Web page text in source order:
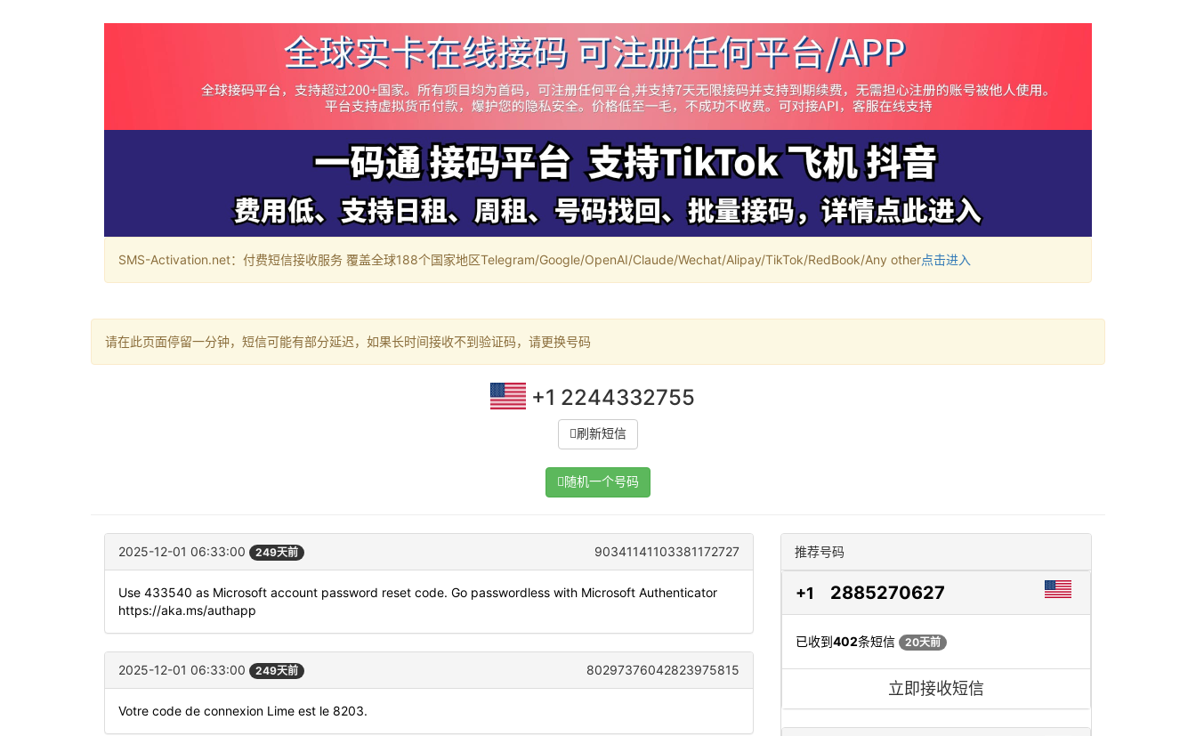
SMS-Activation.net：付费短信接收服务 覆盖全球188个国家地区Telegram/Google/OpenAI/Claude/Wechat/Alipay/TikTok/RedBook/Any other点击进入
请在此页面停留一分钟，短信可能有部分延迟，如果长时间接收不到验证码，请更换号码
+1 2244332755
刷新短信
随机一个号码
2025-12-01 06:33:00 249天前 90341141103381172727
Use 433540 as Microsoft account password reset code. Go passwordless with Microsoft Authenticator
https://aka.ms/authapp
2025-12-01 06:33:00 249天前 80297376042823975815
Votre code de connexion Lime est le 8203.
推荐号码
+1 2885270627
已收到402条短信 20天前
立即接收短信